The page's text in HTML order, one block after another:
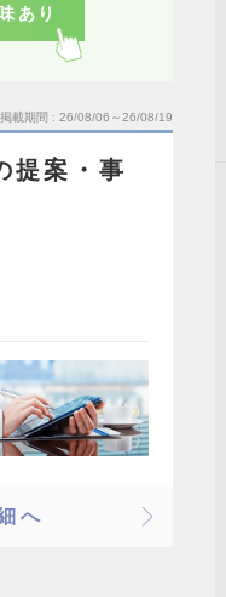
あり
掲載期間 26/08/06～26/08/19
提案・事
へ